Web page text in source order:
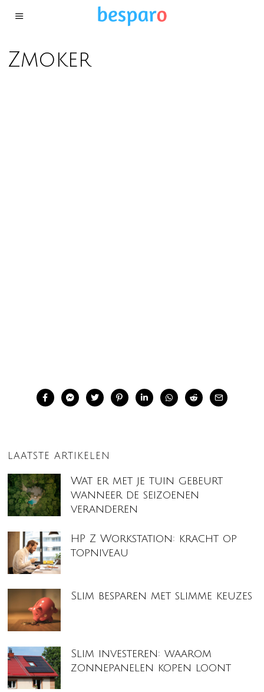
Zmoker
LAATSTE ARTIKELEN
Wat er met je tuin gebeurt
wanneer de seizoenen
veranderen
HP Z Workstation: kracht op
topniveau
Slim besparen met slimme keuzes
Slim investeren: waarom
zonnepanelen kopen loont